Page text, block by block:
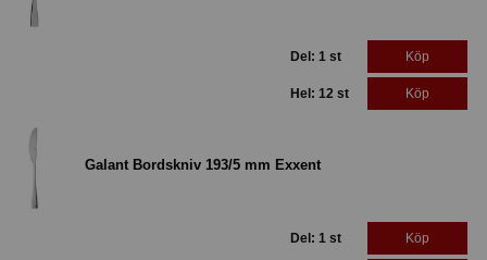
Del: 1 st Köp
Hel: 12 st Köp
Galant Bordskniv 193/5 mm Exxent
Del: 1 st Köp